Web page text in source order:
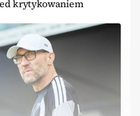
krytykowaniem